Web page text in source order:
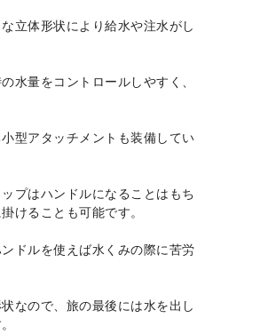
立体形状により給水や注水がし
水量をコントロールしやすく、
型アタッチメントも装備してい
プはハンドルになることはもち
けることも可能です。
ドルを使えば水くみの際に苦労
なので、旅の最後には水を出し